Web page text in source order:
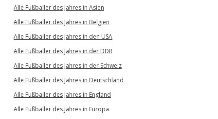
Alle Fußballer des Jahres in Asien
Alle Fußballer des Jahres in Belgien
Alle Fußballer des Jahres in den USA
Alle Fußballer des Jahres in der DDR
Alle Fußballer des Jahres in der Schweiz
Alle Fußballer des Jahres in Deutschland
Alle Fußballer des Jahres in England
Alle Fußballer des Jahres in Europa